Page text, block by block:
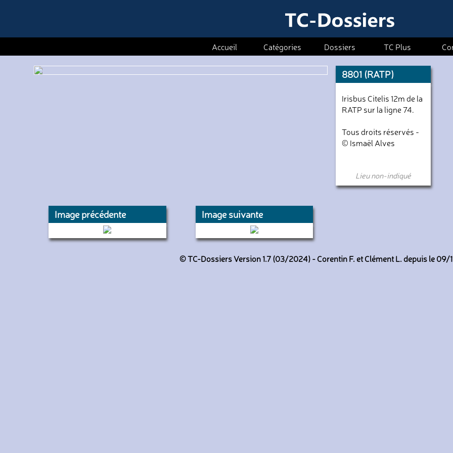
Accueil Catégories Dossiers TC Plus
8801 (RATP)
Irisbus Citelis 12m de la
RATP sur la ligne 74.
Tous droits réservés -
© Ismaël Alves
Lieu non-indiqué
Image précédente
- (Véhicules de démonstration)
Image suivante
347 (Keolis Amiens)
© TC-Dossiers Version 1.7 (03/2024) - Corentin F. et Clément L. depuis le 09/